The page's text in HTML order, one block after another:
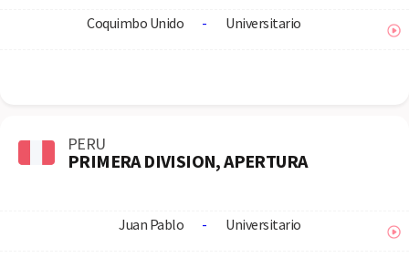
Coquimbo Unido - Universitario
PERU
PRIMERA DIVISION, APERTURA
Juan Pablo - Universitario